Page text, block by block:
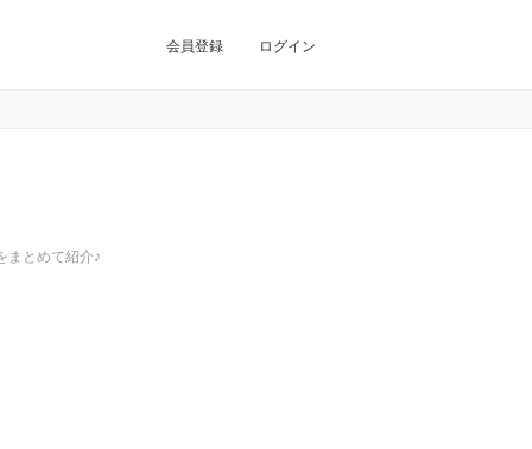
会員登録 ログイン
まとめて紹介♪